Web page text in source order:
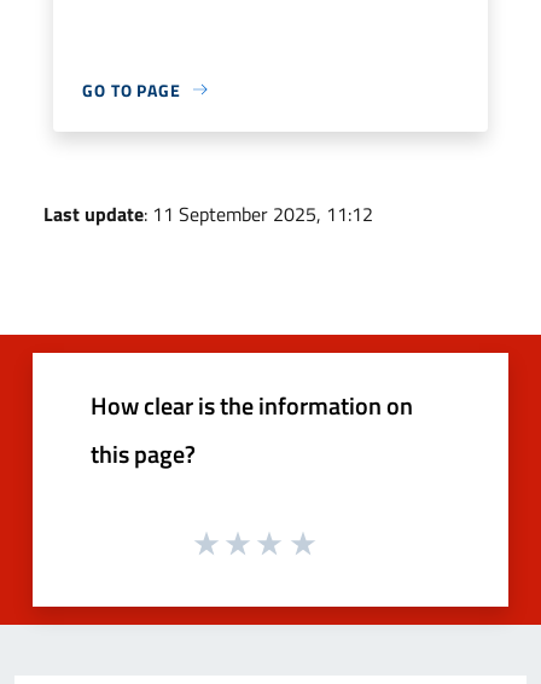
GO TO PAGE
Last update: 11 September 2025, 11:12
How clear is the information on
this page?